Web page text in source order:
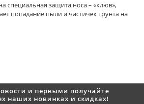
специальная защита носа – «клюв»,
попадание пыли и частичек грунта на
и первыми получайте
наших новинках и скидках!